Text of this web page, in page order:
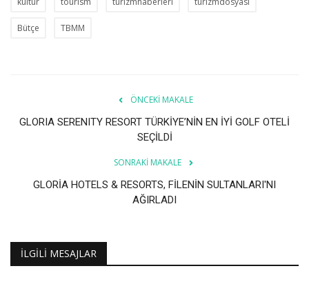
Bütçe TBMM
ÖNCEKI MAKALE
GLORIA SERENITY RESORT TÜRKİYE’NİN EN İYİ GOLF OTELİ
SEÇİLDİ
SONRAKI MAKALE
GLORİA HOTELS & RESORTS, FİLENİN SULTANLARI'NI
AĞIRLADI
İLGILI MESAJLAR